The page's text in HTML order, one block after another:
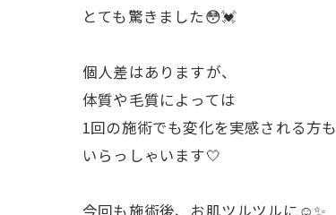
とても驚きました😳💓
個人差はありますが、
体質や毛質によっては
1回の施術でも変化を実感される方も
いらっしゃいます🤍
今回も施術後、お肌ツルツルに☺️✨